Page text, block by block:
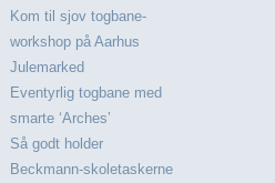
Kom til sjov togbane-
workshop på Aarhus
Julemarked
Eventyrlig togbane med
smarte ‘Arches’
Så godt holder
Beckmann-skoletaskerne